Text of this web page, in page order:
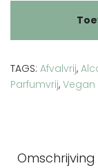
TAGS: Afvalvrij,
Parfumvrij, Vegan
Omschrijving